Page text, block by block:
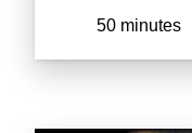
50 minutes